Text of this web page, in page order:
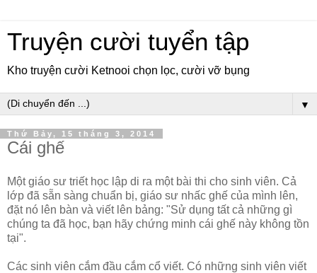
Truyện cười tuyển tập
Kho truyện cười Ketnooi chọn lọc, cười vỡ bụng
▼
Thứ Bảy, 15 tháng 3, 2014
Cái ghế
Một giáo sư triết học lập di ra một bài thi cho sinh viên. Cả
lớp đã sẵn sàng chuẩn bị, giáo sư nhấc ghế của mình lên,
đặt nó lên bàn và viết lên bảng: "Sử dụng tất cả những gì
chúng ta đã học, bạn hãy chứng minh cái ghế này không tồn
tại".
Các sinh viên cắm đầu cắm cổ viết. Có những sinh viên viết